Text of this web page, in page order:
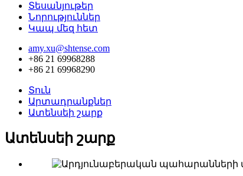
Տեսանյութեր
Նորություններ
Կապ մեզ հետ
amy.xu@shtense.com
+86 21 69968288
+86 21 69968290
Տուն
Արտադրանքներ
Ատենսեի շարք
Ատենսեի շարք